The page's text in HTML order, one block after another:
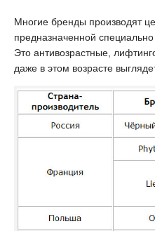
Многие бренды производят
предназначенной
Это антивозрастные,
даже в этом возрасте